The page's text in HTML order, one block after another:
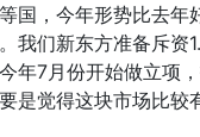
国，今年形势比去年
我们新东方准备斥资
年7月份开始做立项
是觉得这块市场比较